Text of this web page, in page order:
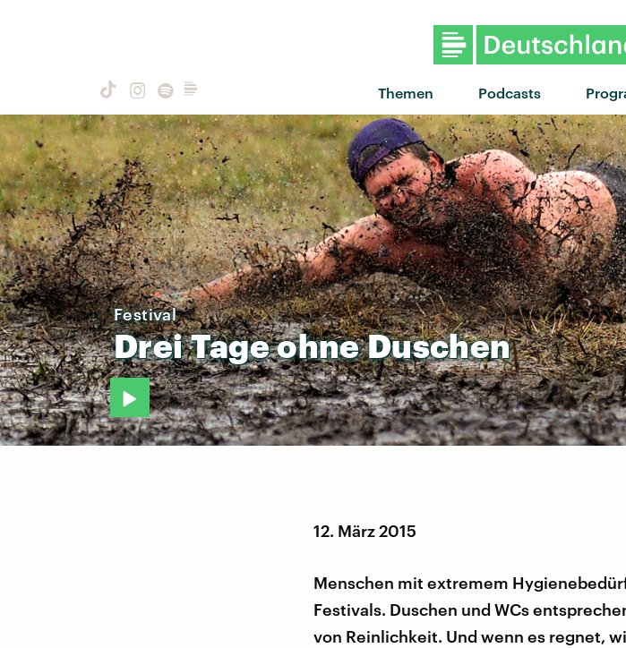
Themen Podcasts
Festival
DreiTageohneDuschen
12. März 2015
Menschen mit extremem
Festivals. Duschen und WCs
von Reinlichkeit. Und wenn es regnet,